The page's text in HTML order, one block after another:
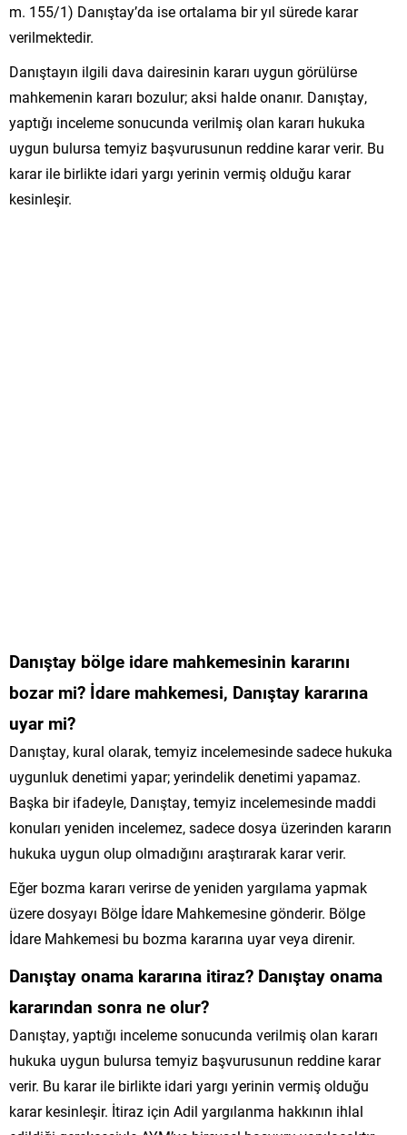
m. 155/1) Danıştay’da ise ortalama bir yıl sürede karar
verilmektedir.
Danıştayın ilgili dava dairesinin kararı uygun görülürse
mahkemenin kararı bozulur; aksi halde onanır. Danıştay,
yaptığı inceleme sonucunda verilmiş olan kararı hukuka
uygun bulursa temyiz başvurusunun reddine karar verir. Bu
karar ile birlikte idari yargı yerinin vermiş olduğu karar
kesinleşir.
Danıştay bölge idare mahkemesinin kararını
bozar mi? İdare mahkemesi, Danıştay kararına
uyar mi?
Danıştay, kural olarak, temyiz incelemesinde sadece hukuka
uygunluk denetimi yapar; yerindelik denetimi yapamaz.
Başka bir ifadeyle, Danıştay, temyiz incelemesinde maddi
konuları yeniden incelemez, sadece dosya üzerinden kararın
hukuka uygun olup olmadığını araştırarak karar verir.
Eğer bozma kararı verirse de yeniden yargılama yapmak
üzere dosyayı Bölge İdare Mahkemesine gönderir. Bölge
İdare Mahkemesi bu bozma kararına uyar veya direnir.
Danıştay onama kararına itiraz? Danıştay onama
kararından sonra ne olur?
Danıştay, yaptığı inceleme sonucunda verilmiş olan kararı
hukuka uygun bulursa temyiz başvurusunun reddine karar
verir. Bu karar ile birlikte idari yargı yerinin vermiş olduğu
karar kesinleşir. İtiraz için Adil yargılanma hakkının ihlal